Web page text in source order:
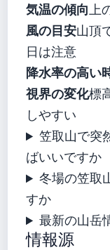
気温の傾向上
風の目安山頂
日は注意
降水率の高い
視界の変化標
しやすい
笠取山で突
ばいいですか
冬場の笠取
すか
最新の山岳
情報源